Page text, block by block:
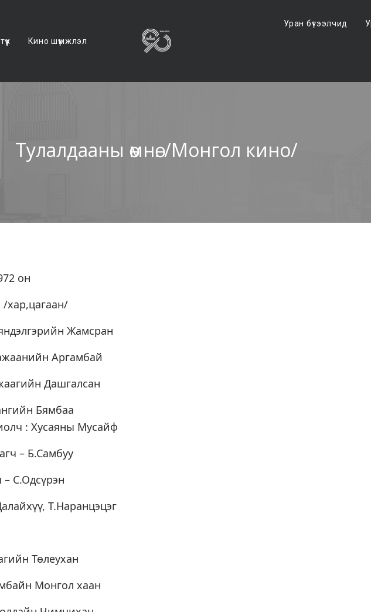
Кино шүүмжлэл
Уран бүтээлчид
Тулалдааны өмнө. /Монгол кино/
он
хар,цагаан/
Жамсран
Аргамбай
Дашгалсан
Бямбаа
: Хусаяны Мусайф
– Б.Самбуу
– С.Одсүрэн
Т.Наранцэцэг
Төлеухан
Монгол хаан